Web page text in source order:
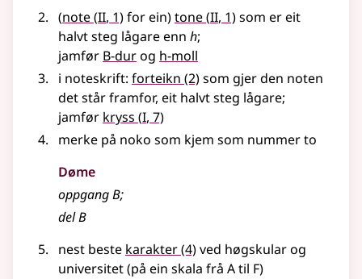
(note(2
II, 1)for ein)tone(2
II, 1)som er eit
halvt steg lågare enn h;
jamfør B-durog h-moll
i noteskrift: forteikn (2)som gjer den noten
det står framfor, eit halvt steg lågare;
jamfør kryss (1
I, 7)
merke på noko som kjem som nummer to
Døme
oppgang B;
del B
nest beste karakter(4)ved høgskular og
universitet (på ein skala frå A til F)